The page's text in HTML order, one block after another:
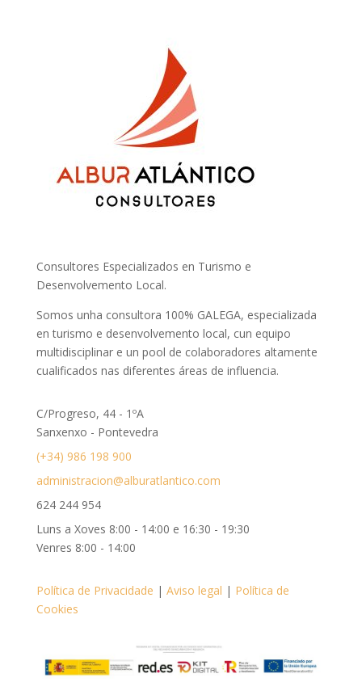
Consultores Especializados en Turismo e
Desenvolvemento Local.
Somos unha consultora 100% GALEGA, especializada
en turismo e desenvolvemento local, cun equipo
multidisciplinar e un pool de colaboradores altamente
cualificados nas diferentes áreas de influencia.
C/Progreso, 44 - 1ºA
Sanxenxo - Pontevedra
(+34) 986 198 900
administracion@alburatlantico.com
624 244 954
Luns a Xoves 8:00 - 14:00 e 16:30 - 19:30
Venres 8:00 - 14:00
Política de Privacidade | Aviso legal | Política de
Cookies